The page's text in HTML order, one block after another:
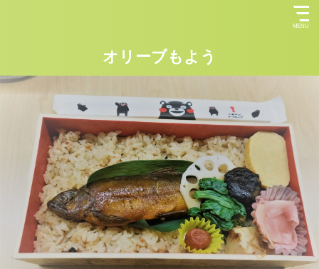
オリーブもよう